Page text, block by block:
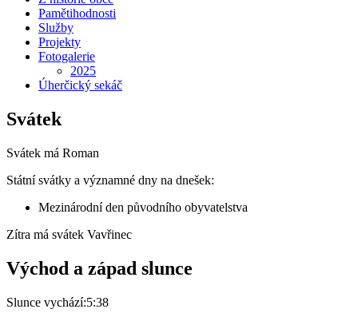
Pamětihodnosti
Služby
Projekty
Fotogalerie
2025
Úherčický sekáč
Svátek
Svátek má Roman
Státní svátky a významné dny na dnešek:
Mezinárodní den původního obyvatelstva
Zítra má svátek Vavřinec
Východ a západ slunce
Slunce vychází:5:38